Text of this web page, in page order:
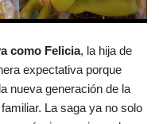
como Felicia, la hija de
expectativa porque
nueva generación de la
La saga ya no solo